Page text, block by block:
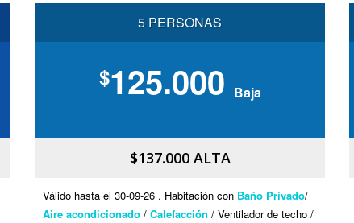
5 PERSONAS
$125.000 Baja
$137.000 ALTA
Válido hasta el 30-09-26 . Habitación con Baño Privado/
Aire acondicionado / Calefacción / Ventilador de techo /